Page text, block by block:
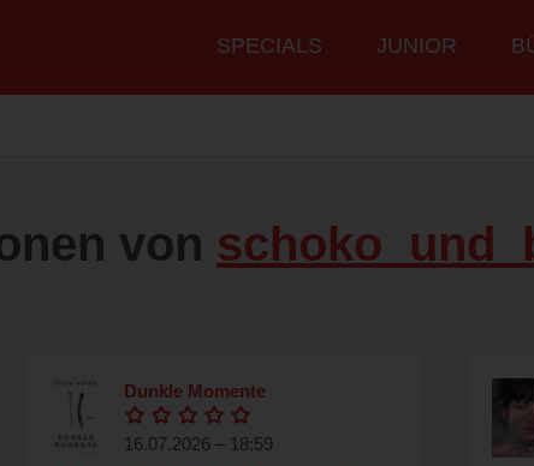
Hauptmenü
SPECIALS JUNIOR
von
Dunkle Momente
16.07.2026 – 18:59